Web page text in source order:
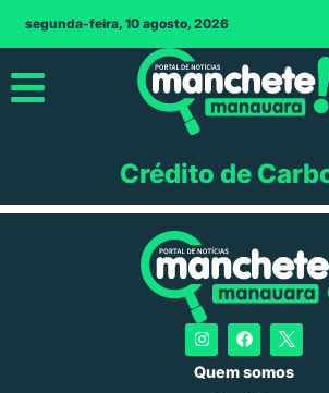
segunda-feira, 10 agosto, 2026
Crédito de
Quem somos